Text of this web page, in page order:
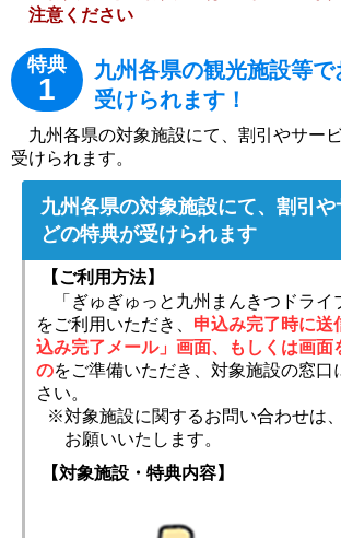
注意ください
特典
1
九州各県の観光施設等
受けられます！
九州各県の対象施設にて、割引やサー
受けられます。
九州各県の対象施設にて、割引
どの特典が受けられます
【ご利用方法】
「ぎゅぎゅっと九州まんきつドライ
をご利用いただき、 申込み完了時に送
込み完了メール」画面、もしくは画面
のをご準備いただき、対象施設の窓口
さい。
※対象施設に関するお問い合わせは
お願いいたします。
【対象施設・特典内容】